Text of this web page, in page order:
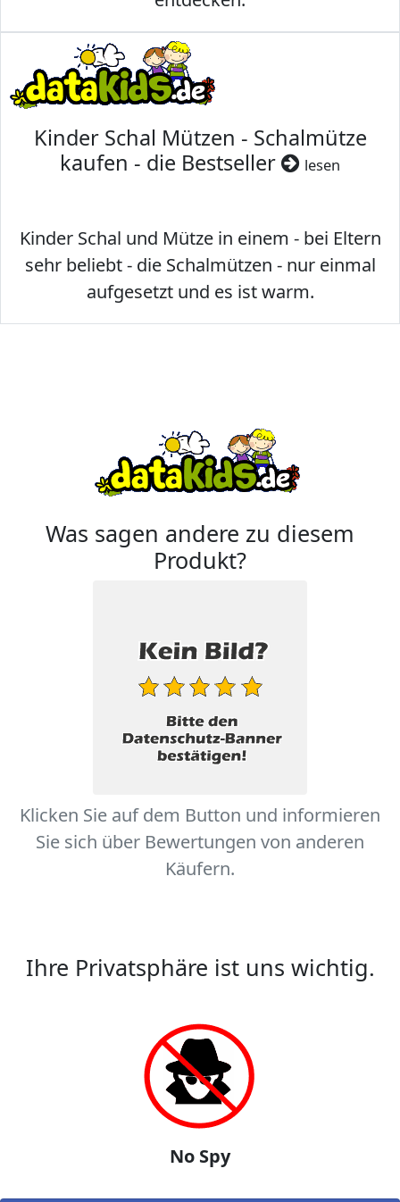
Kinder Schal Mützen - Schalmütze
kaufen - die Bestseller
lesen
Kinder Schal und Mütze in einem - bei Eltern
sehr beliebt - die Schalmützen - nur einmal
aufgesetzt und es ist warm.
Was sagen andere zu diesem
Produkt?
Klicken Sie auf dem Button und informieren
Sie sich über Bewertungen von anderen
Käufern.
Ihre Privatsphäre ist uns wichtig.
No Spy